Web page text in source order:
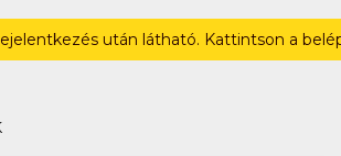
után látható. Kattintson a